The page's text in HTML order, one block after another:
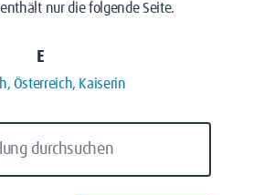
nur die folgende Seite.
E
Österreich, Kaiserin